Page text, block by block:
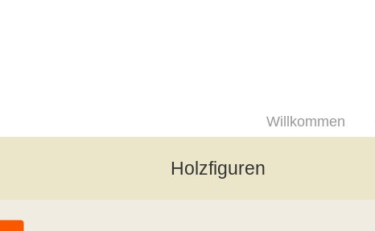
Willkommen
Holzfiguren